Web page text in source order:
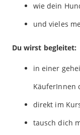
wie dein
und vieles
Du wirst begleitet:
in einer
KäuferInnen
direkt im
tausch dich